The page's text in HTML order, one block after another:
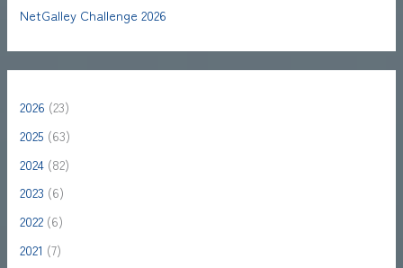
NetGalley Challenge 2026
2026 (23)
2025 (63)
2024 (82)
2023 (6)
2022 (6)
2021 (7)